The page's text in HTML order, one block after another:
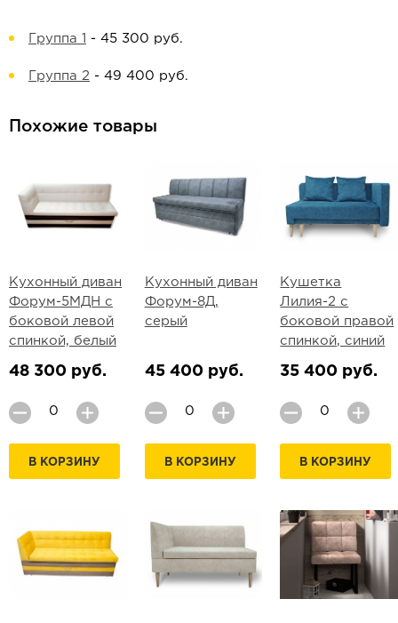
Группа 1 - 45 300 руб.
Группа 2 - 49 400 руб.
Похожие товары
Кухонный диван
Форум-5МДН с
боковой левой
спинкой, белый
48 300 руб.
В КОРЗИНУ
Кухонный диван
Форум-8Д,
серый
45 400 руб.
В КОРЗИНУ
Кушетка
Лилия-2 с
боковой правой
спинкой, синий
35 400 руб.
В КОРЗИНУ